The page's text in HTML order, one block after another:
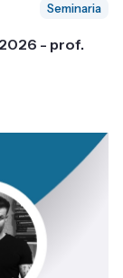
Seminaria
- prof.